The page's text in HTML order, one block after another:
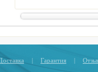
| Гарантия |